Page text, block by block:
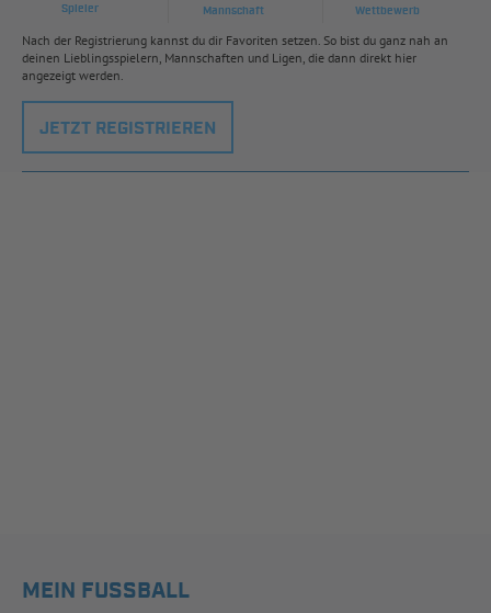
Spieler Mannschaft Wettbewerb
Nach der Registrierung kannst du dir Favoriten setzen. So bist du ganz nah an
deinen Lieblingsspielern, Mannschaften und Ligen, die dann direkt hier
angezeigt werden.
JETZT REGISTRIEREN
MEIN FUSSBALL